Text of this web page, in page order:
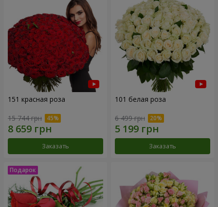
151 красная роза
15 744 грн
Заказать
101 белая роза
6 499 грн
Заказать